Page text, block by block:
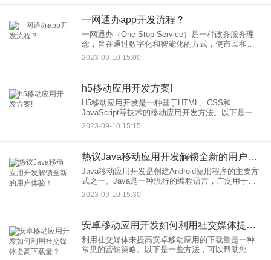
一网通办app开发流程？
一网通办（One-Stop Service）是一种政务服务理
念，旨在通过数字化和智能化的方式，使市民和企
业能够在一个平台上方便地获取各种政府服务和信
息。以下是一网通办App开发的一般流程：
2023-09-10 15:00
h5移动应用开发方案!
H5移动应用开发是一种基于HTML、CSS和
JavaScript等技术的移动应用开发方法。以下是一个
H5移动应用开发的基本方案：
2023-09-10 15:15
热议Java移动应用开发解锁全新的用户体验！
Java移动应用开发是创建Android应用程序的主要方
式之一。Java是一种流行的编程语言，广泛用于
Android应用的开发。它为开发人员提供了丰富的工
具和资源，以解锁全新的用户体验。以下是讨论Ja
2023-09-10 15:30
安卓移动应用开发如何利用社交媒体提高下载量？
利用社交媒体来提高安卓移动应用的下载量是一种
常见的营销策略。以下是一些方法，可以帮助您有